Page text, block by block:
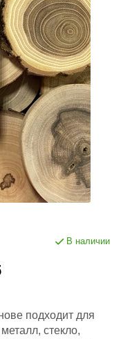
В наличии
подходит для
стекло,